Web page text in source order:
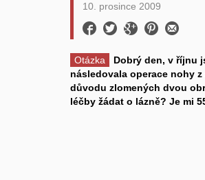
10. prosince 2009
Otázka
Dobrý den, v říjnu
následovala operace nohy
důvodu zlomených dvou
léčby žádat o lázně? Je mi